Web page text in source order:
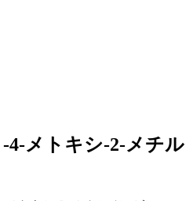
4-メトキシ-2-メチル